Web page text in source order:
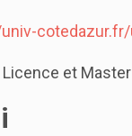
et Master